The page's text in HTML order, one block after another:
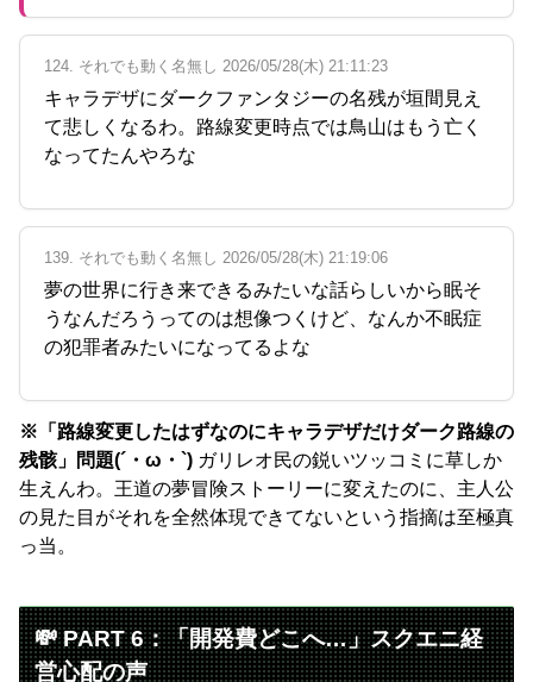
124. それでも動く名無し 2026/05/28(木) 21:11:23
キャラデザにダークファンタジーの名残が垣間見え
て悲しくなるわ。路線変更時点では鳥山はもう亡く
なってたんやろな
139. それでも動く名無し 2026/05/28(木) 21:19:06
夢の世界に行き来できるみたいな話らしいから眠そ
うなんだろうってのは想像つくけど、なんか不眠症
の犯罪者みたいになってるよな
※「路線変更したはずなのにキャラデザだけダーク路線の
残骸」問題(´・ω・`) ガリレオ民の鋭いツッコミに草しか
生えんわ。王道の夢冒険ストーリーに変えたのに、主人公
の見た目がそれを全然体現できてないという指摘は至極真
っ当。
💸 PART 6：「開発費どこへ…」スクエニ経
営心配の声